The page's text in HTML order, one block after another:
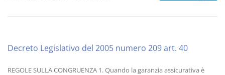
Decreto Legislativo del 2005 numero 209 art. 40
REGOLE SULLA CONGRUENZA 1. Quando la garanzia assicurativa è